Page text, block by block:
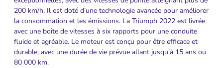
200 km/h. Il est doté d’une technologie avancée pour améliorer
la consommation et les émissions. La Triumph 2022 est livrée
avec une boîte de vitesses à six rapports pour une conduite
fluide et agréable. Le moteur est conçu pour être efficace et
durable, avec une durée de vie prévue allant jusqu’à 15 ans ou
80 000 km.